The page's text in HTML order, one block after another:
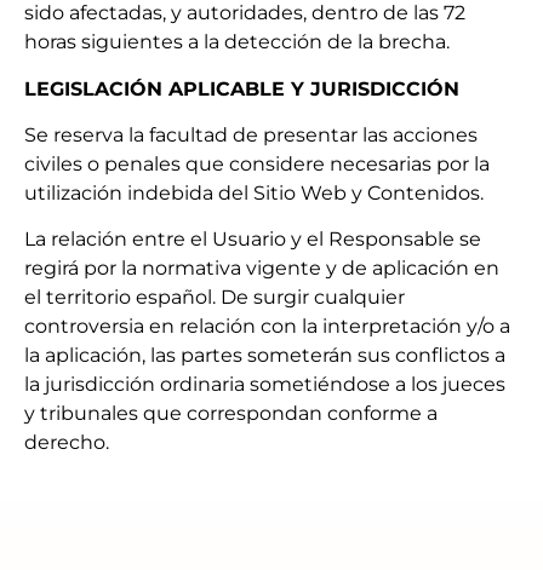
sido afectadas, y autoridades, dentro de las 72
horas siguientes a la detección de la brecha.
LEGISLACIÓN APLICABLE Y JURISDICCIÓN
Se reserva la facultad de presentar las acciones
civiles o penales que considere necesarias por la
utilización indebida del Sitio Web y Contenidos.
La relación entre el Usuario y el Responsable se
regirá por la normativa vigente y de aplicación en
el territorio español. De surgir cualquier
controversia en relación con la interpretación y/o a
la aplicación, las partes someterán sus conflictos a
la jurisdicción ordinaria sometiéndose a los jueces
y tribunales que correspondan conforme a
derecho.